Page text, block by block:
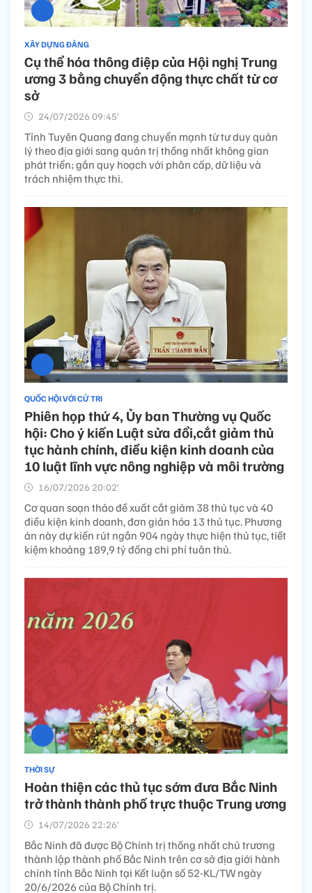
XÂY DỰNG ĐẢNG
Cụ thể hóa thông điệp của Hội nghị Trung
ương 3 bằng chuyển động thực chất từ cơ
sở
24/07/2026 09:45’
Tỉnh Tuyên Quang đang chuyển mạnh từ tư duy quản
lý theo địa giới sang quản trị thống nhất không gian
phát triển; gắn quy hoạch với phân cấp, dữ liệu và
trách nhiệm thực thi.
QUỐC HỘI VỚI CỬ TRI
Phiên họp thứ 4, Ủy ban Thường vụ Quốc
hội: Cho ý kiến Luật sửa đổi,cắt giảm thủ
tục hành chính, điều kiện kinh doanh của
10 luật lĩnh vực nông nghiệp và môi trường
16/07/2026 20:02’
Cơ quan soạn thảo đề xuất cắt giảm 38 thủ tục và 40
điều kiện kinh doanh, đơn giản hóa 13 thủ tục. Phương
án này dự kiến rút ngắn 904 ngày thực hiện thủ tục, tiết
kiệm khoảng 189,9 tỷ đồng chi phí tuân thủ.
THỜI SỰ
Hoàn thiện các thủ tục sớm đưa Bắc Ninh
trở thành thành phố trực thuộc Trung ương
14/07/2026 22:26’
Bắc Ninh đã được Bộ Chính trị thống nhất chủ trương
thành lập thành phố Bắc Ninh trên cơ sở địa giới hành
chính tỉnh Bắc Ninh tại Kết luận số 52-KL/TW ngày
20/6/2026 của Bộ Chính trị.